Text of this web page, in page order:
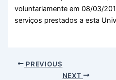
voluntariamente em 08/03/
serviços prestados a esta
PREVIOUS
NEXT